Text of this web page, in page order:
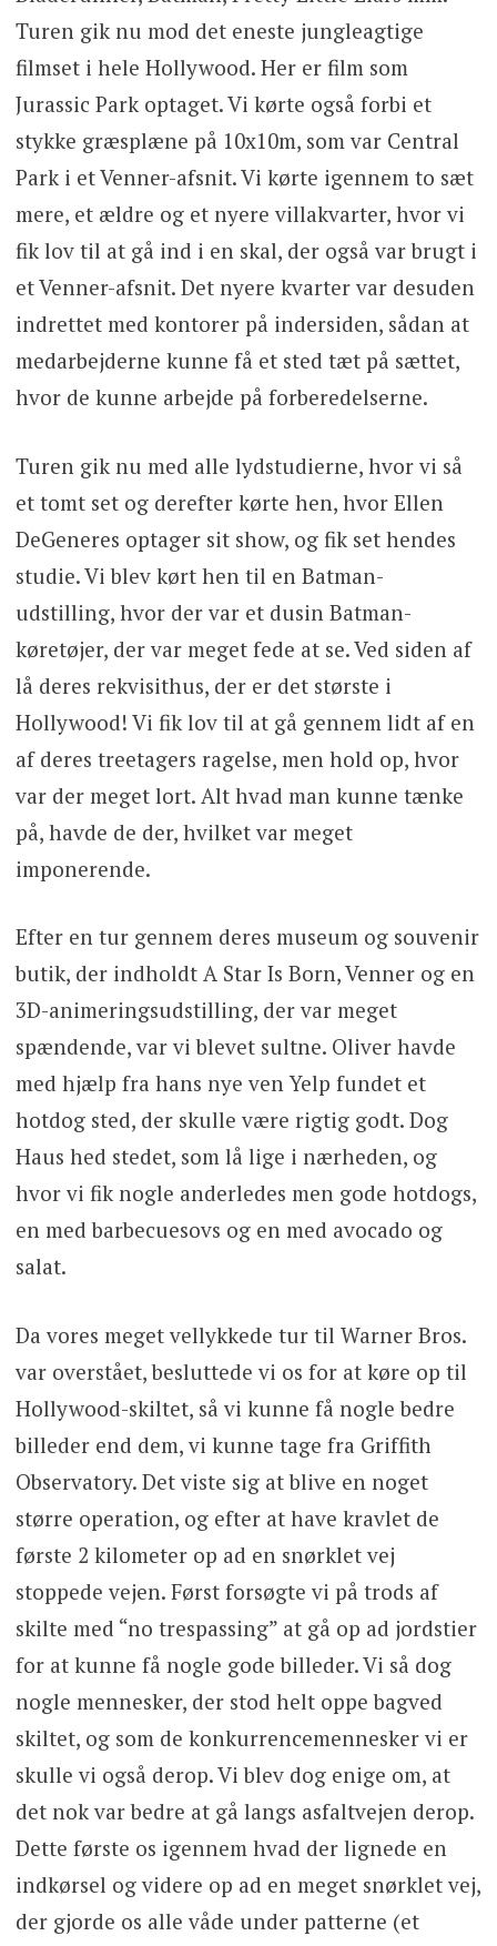
Turen gik nu mod det eneste jungleagtige
filmset i hele Hollywood. Her er film som
Jurassic Park optaget. Vi kørte også forbi et
stykke græsplæne på 10x10m, som var Central
Park i et Venner-afsnit. Vi kørte igennem to sæt
mere, et ældre og et nyere villakvarter, hvor vi
fik lov til at gå ind i en skal, der også var brugt i
et Venner-afsnit. Det nyere kvarter var desuden
indrettet med kontorer på indersiden, sådan at
medarbejderne kunne få et sted tæt på sættet,
hvor de kunne arbejde på forberedelserne.
Turen gik nu med alle lydstudierne, hvor vi så
et tomt set og derefter kørte hen, hvor Ellen
DeGeneres optager sit show, og fik set hendes
studie. Vi blev kørt hen til en Batman-
udstilling, hvor der var et dusin Batman-
køretøjer, der var meget fede at se. Ved siden af
lå deres rekvisithus, der er det største i
Hollywood! Vi fik lov til at gå gennem lidt af en
af deres treetagers ragelse, men hold op, hvor
var der meget lort. Alt hvad man kunne tænke
på, havde de der, hvilket var meget
imponerende.
Efter en tur gennem deres museum og souvenir
butik, der indholdt A Star Is Born, Venner og en
3D-animeringsudstilling, der var meget
spændende, var vi blevet sultne. Oliver havde
med hjælp fra hans nye ven Yelp fundet et
hotdog sted, der skulle være rigtig godt. Dog
Haus hed stedet, som lå lige i nærheden, og
hvor vi fik nogle anderledes men gode hotdogs,
en med barbecuesovs og en med avocado og
salat.
Da vores meget vellykkede tur til Warner Bros.
var overstået, besluttede vi os for at køre op til
Hollywood-skiltet, så vi kunne få nogle bedre
billeder end dem, vi kunne tage fra Griffith
Observatory. Det viste sig at blive en noget
større operation, og efter at have kravlet de
første 2 kilometer op ad en snørklet vej
stoppede vejen. Først forsøgte vi på trods af
skilte med “no trespassing” at gå op ad jordstier
for at kunne få nogle gode billeder. Vi så dog
nogle mennesker, der stod helt oppe bagved
skiltet, og som de konkurrencemennesker vi er
skulle vi også derop. Vi blev dog enige om, at
det nok var bedre at gå langs asfaltvejen derop.
Dette første os igennem hvad der lignede en
indkørsel og videre op ad en meget snørklet vej,
der gjorde os alle våde under patterne (et